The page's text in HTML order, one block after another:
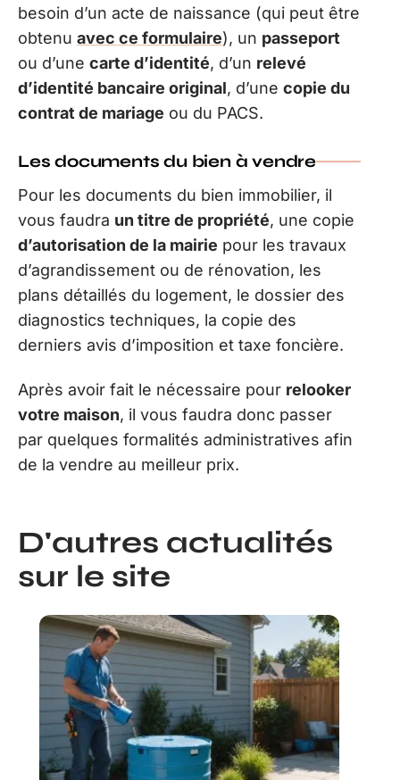
besoin d’un acte de naissance (qui peut être
obtenu avec ce formulaire), un passeport
ou d’une carte d’identité, d’un relevé
d’identité bancaire original, d’une copie du
contrat de mariage ou du PACS.
Les documents du bien à vendre
Pour les documents du bien immobilier, il
vous faudra un titre de propriété, une copie
d’autorisation de la mairie pour les travaux
d’agrandissement ou de rénovation, les
plans détaillés du logement, le dossier des
diagnostics techniques, la copie des
derniers avis d’imposition et taxe foncière.
Après avoir fait le nécessaire pour relooker
votre maison, il vous faudra donc passer
par quelques formalités administratives afin
de la vendre au meilleur prix.
D'autres actualités
sur le site